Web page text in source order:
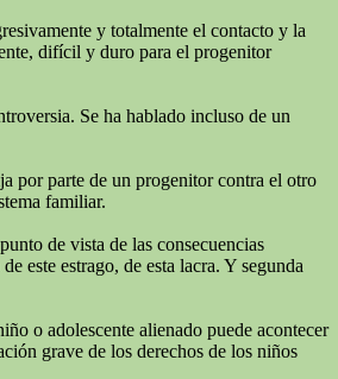
y totalmente el contacto y la
difícil y duro para el progenitor
Se ha hablado incluso de un
por parte de un progenitor contra el otro
familiar.
de vista de las consecuencias
este estrago, de esta lacra. Y segunda
o adolescente alienado puede acontecer
grave de los derechos de los niños